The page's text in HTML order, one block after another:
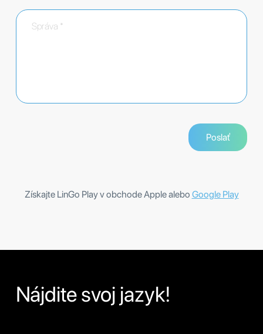
Získajte LinGo Play v obchode Apple alebo Google Play
Nájdite svoj jazyk!